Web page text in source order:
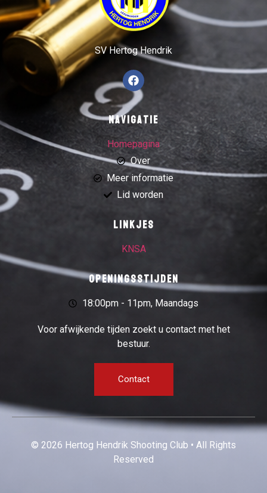
SV Hertog Hendrik
Navigatie
Homepagina
Over
Meer informatie
Lid worden
Linkjes
KNSA
Openingsstijden
18:00pm - 11pm, Maandags
Voor afwijkende tijden zoekt u contact met het
bestuur.
Contact
© 2026 Hertog Hendrik Shooting Club • All Rights
Reserved